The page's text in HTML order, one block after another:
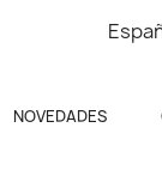
NOVEDADES